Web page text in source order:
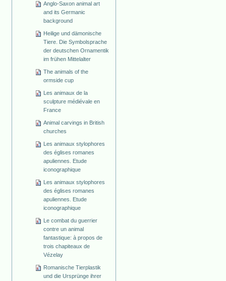
Anglo-Saxon animal art
and its Germanic
background
Heilige und dämonische
Tiere. Die Symbolsprache
der deutschen Ornamentik
im frühen Mittelalter
The animals of the
ormside cup
Les animaux de la
sculpture médiévale en
France
Animal carvings in British
churches
Les animaux stylophores
des églises romanes
apuliennes. Etude
iconographique
Les animaux stylophores
des églises romanes
apuliennes. Etude
iconographique
Le combat du guerrier
contre un animal
fantastique: à propos de
trois chapiteaux de
Vézelay
Romanische Tierplastik
und die Ursprünge ihrer